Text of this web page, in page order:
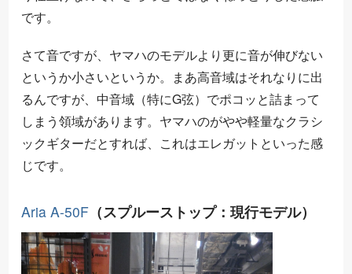
です。
さて音ですが、ヤマハのモデルより更に音が伸びない
というか小さいというか。まあ高音域はそれなりに出
るんですが、中音域（特にG弦）でポコッと詰まって
しまう領域があります。ヤマハのがやや軽量なクラシ
ックギターだとすれば、これはエレガットといった感
じです。
Aria A-50F（スプルーストップ：現行モデル）